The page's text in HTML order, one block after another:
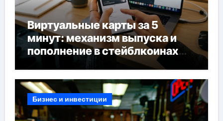
Виртуальные карты за 5
минут: механизм выпуска и
пополнение в стейблкоинах
без банковской верификации
Бизнес и инвестиции